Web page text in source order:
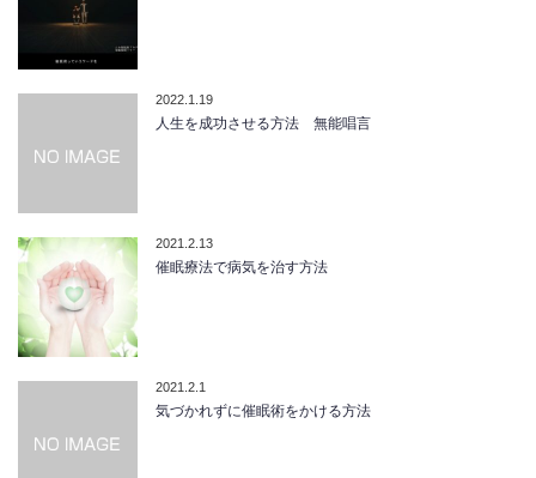
2022.1.19
人生を成功させる方法 無能唱言
2021.2.13
催眠療法で病気を治す方法
2021.2.1
気づかれずに催眠術をかける方法